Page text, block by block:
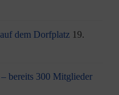
dem Dorfplatz 19.
bereits 300 Mitglieder